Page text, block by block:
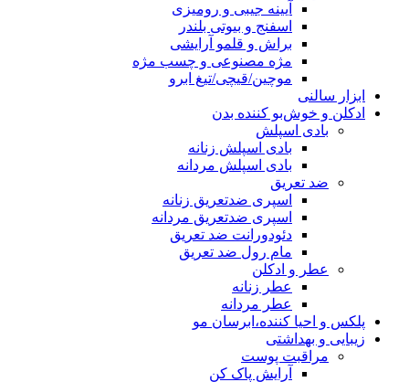
آیینه جیبی و رومیزی
اسفنج و بیوتی بلندر
براش و قلمو آرایشی
مژه مصنوعی و چسب مژه
موچین/قیچی/تیغ ابرو
ابزار سالنی
ادکلن و خوش‌بو کننده بدن
بادی اسپلش
بادی اسپلش زنانه
بادی اسپلش مردانه
ضد تعریق
اسپری ضدتعریق زنانه
اسپری ضدتعریق مردانه
دئودورانت ضد تعریق
مام رول ضد تعریق
عطر و ادکلن
عطر زنانه
عطر مردانه
پلکس و احیا کننده،ابرسان مو
زیبایی و بهداشتی
مراقبت پوست
آرایش پاک کن